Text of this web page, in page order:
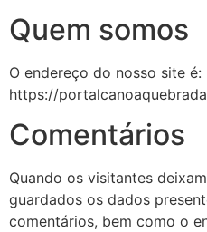
Quem somos
O endereço do nosso site é:
https://
Comentários
Quando os visitantes
guardados os dados
comentários, bem como o